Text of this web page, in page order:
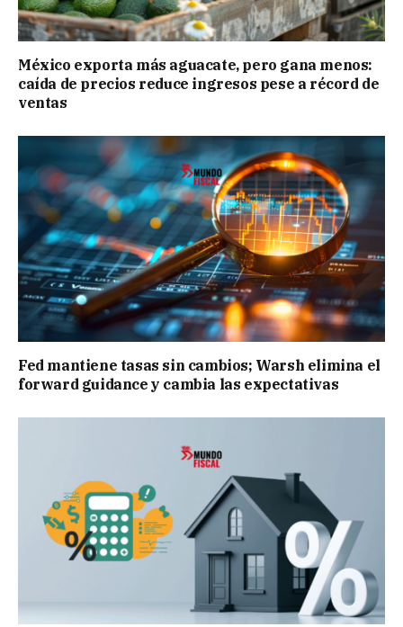
México exporta más aguacate, pero gana menos:
caída de precios reduce ingresos pese a récord de
ventas
Fed mantiene tasas sin cambios; Warsh elimina el
forward guidance y cambia las expectativas